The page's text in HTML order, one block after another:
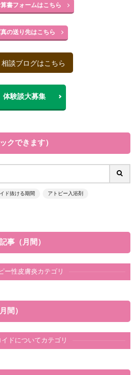
書フォームはこちら
の送り先はこちら
相談ブログはこちら
体験談大募集
クできます）
ド抜ける期間 アトピー入浴剤
事（月間）
ー性皮膚炎カテゴリ
間）
イドについてカテゴリ